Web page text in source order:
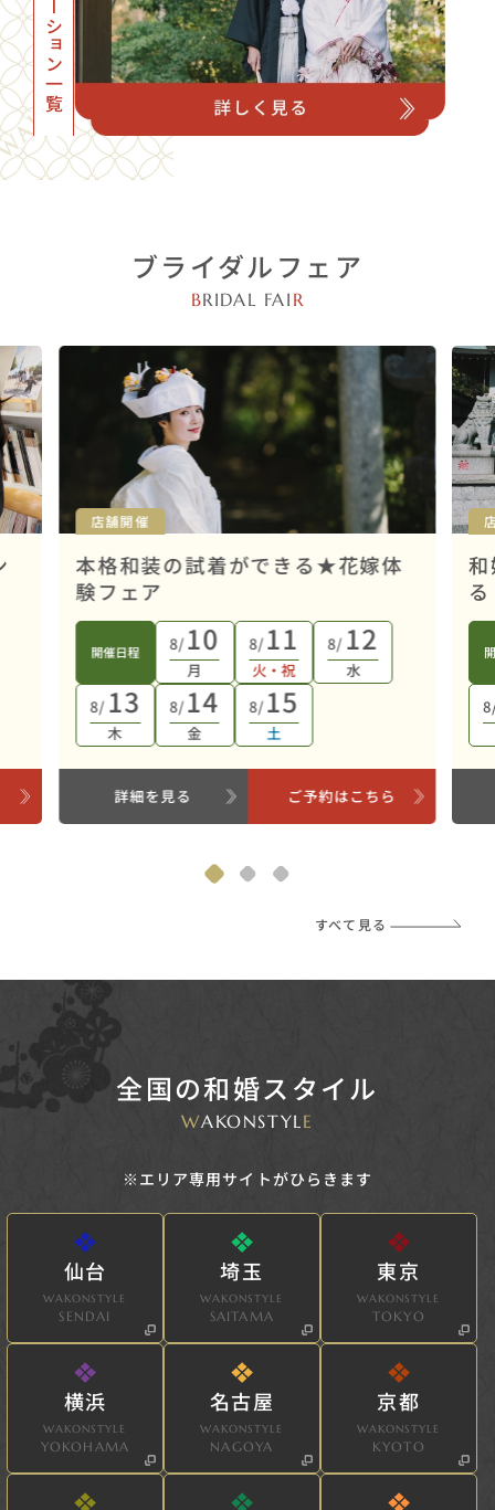
ブライダルフェア
BRIDAL FAI R
店舗開催
本格和装の試着ができる★花嫁体
験フェア
開催日程 8/10
月
8/11
火・祝
8/ 12
水
8/ 13
木
8/14
金
8/15
土
詳細を見る ご予約はこちら
すべて見る
全国の和婚スタイル
WAKONSTYL E
※エリア専用サイトがひらきます
仙台
WAKONSTYLE
SENDAI
埼玉
WAKONSTYLE
SAITAMA
東京
WAKONSTYLE
TOKYO
横浜
WAKONSTYLE
YOKOHAMA
名古屋
WAKONSTYLE
NAGOYA
京都
WAKONSTYLE
KYOTO